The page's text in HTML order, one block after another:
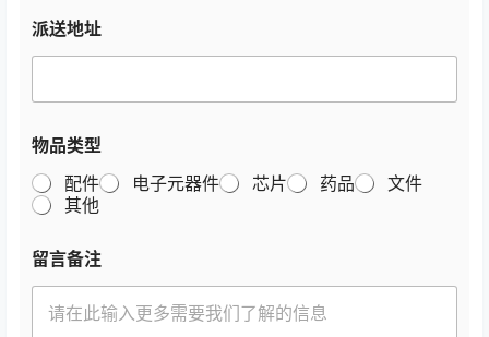
派送地址
物品类型
配件
电子元器件 芯片 药品
文件
其他
留言备注